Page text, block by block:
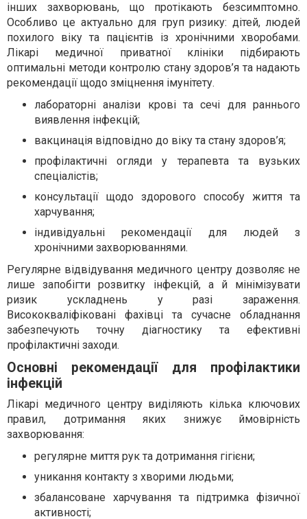
інших захворювань, що протікають безсимптомно.
Особливо це актуально для груп ризику: дітей, людей
похилого віку та пацієнтів із хронічними хворобами.
Лікарі медичної приватної клініки підбирають
оптимальні методи контролю стану здоров’я та надають
рекомендації щодо зміцнення імунітету.
лабораторні аналізи крові та сечі для раннього
виявлення інфекцій;
вакцинація відповідно до віку та стану здоров’я;
профілактичні огляди у терапевта та вузьких
спеціалістів;
консультації щодо здорового способу життя та
харчування;
індивідуальні рекомендації для людей з
хронічними захворюваннями.
Регулярне відвідування медичного центру дозволяє не
лише запобігти розвитку інфекцій, а й мінімізувати
ризик ускладнень у разі зараження.
Висококваліфіковані фахівці та сучасне обладнання
забезпечують точну діагностику та ефективні
профілактичні заходи.
Основні рекомендації для профілактики
інфекцій
Лікарі медичного центру виділяють кілька ключових
правил, дотримання яких знижує ймовірність
захворювання:
регулярне миття рук та дотримання гігієни;
уникання контакту з хворими людьми;
збалансоване харчування та підтримка фізичної
активності;